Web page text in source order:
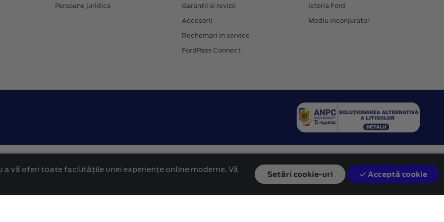
Persoane juridice
Garantii si revizii
Accesorii
Rechemari in service
FordPass Connect
Istoria Ford
Mediu inconjurator
vă oferi toate facilitățile unei experiențe online moderne. Vă
Setări cookie-uri Acceptă cookie